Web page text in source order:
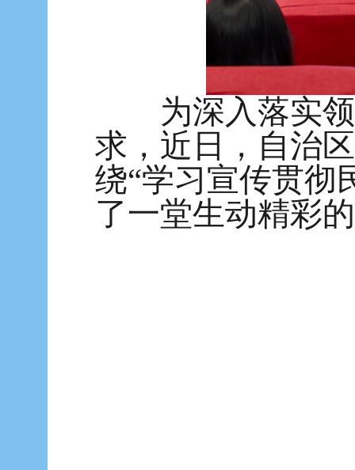
为深入落实领
求，近日，自治
绕“学习宣传贯彻
了一堂生动精彩